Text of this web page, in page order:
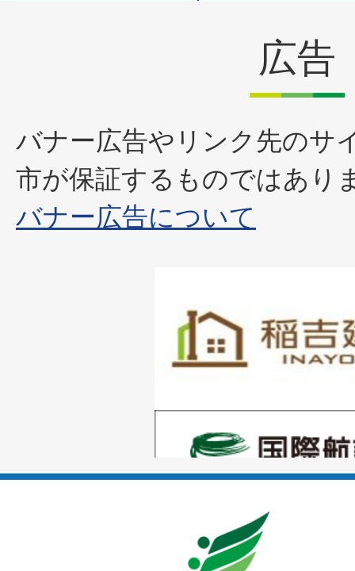
広告
バナー広告やリンク先のサ
市が保証するものではあり
バナー広告について
枚
目
ラ
枚